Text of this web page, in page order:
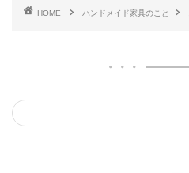
HOME ハンドメイド家具のこと